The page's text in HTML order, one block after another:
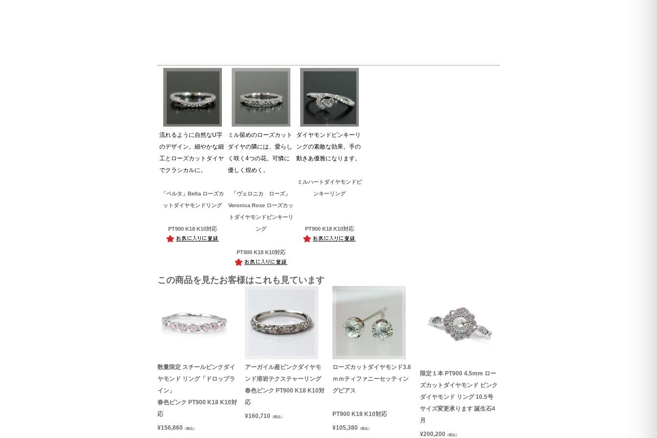
流れるように自然なU字
のデザイン。細やかな細
工とローズカットダイヤ
でクラシカルに。
「ベルタ」Belta ローズカ
ットダイヤモンドリング
PT900 K18 K10対応
ミル留めのローズカット
ダイヤの隣には、愛らし
く咲く4つの花。可憐に
優しく煌めく。
「ヴェロニカ ローズ」
Veronica Rose ローズカッ
トダイヤモンドピンキーリ
ング
PT900 K18 K10対応
ダイヤモンドピンキーリ
ングの素敵な効果。手の
動きあ優雅になります。
ミルハートダイヤモンドピ
ンキーリング
PT900 K18 K10対応
この商品を見たお客様はこれも見ています
数量限定 スチールピンクダイ
ヤモンド リング「ドロップラ
イン」
春色ピンク PT900 K18 K10対
応
¥156,860 （税込）
アーガイル産ピンクダイヤモ
ンド溶岩テクステャーリング
春色ピンク PT900 K18 K10対
応
¥160,710 （税込）
ローズカットダイヤモンド3.6
ｍｍティファニーセッティン
グピアス
PT900 K18 K10対応
¥105,380 （税込）
限定１本 PT900 4.5mm ロー
ズカットダイヤモンド ピンク
ダイヤモンド リング 10.5号
サイズ変更承ります 誕生石4
月
¥200,200 （税込）